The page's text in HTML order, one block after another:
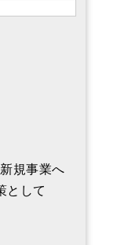
新規事業へ
として